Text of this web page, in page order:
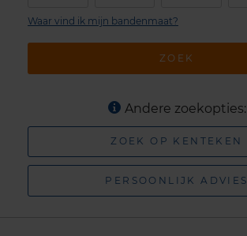
ZOEK
Waar vind ik mijn bandenmaat?
Andere zoekopties:
ZOEK OP KENTEKEN
PERSOONLIJK ADVIES